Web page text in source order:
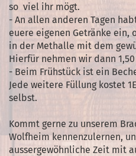
so viel ihr mögt.
- An allen anderen Tagen
euere eigenen Getränke ein,
in der Methalle mit dem
Hierfür nehmen wir dann
- Beim Frühstück ist ein
Jede weitere Füllung kostet
selbst.
Kommt gerne zu unserem
Wolfheim kennenzulernen,
aussergewöhnliche Zeit mit